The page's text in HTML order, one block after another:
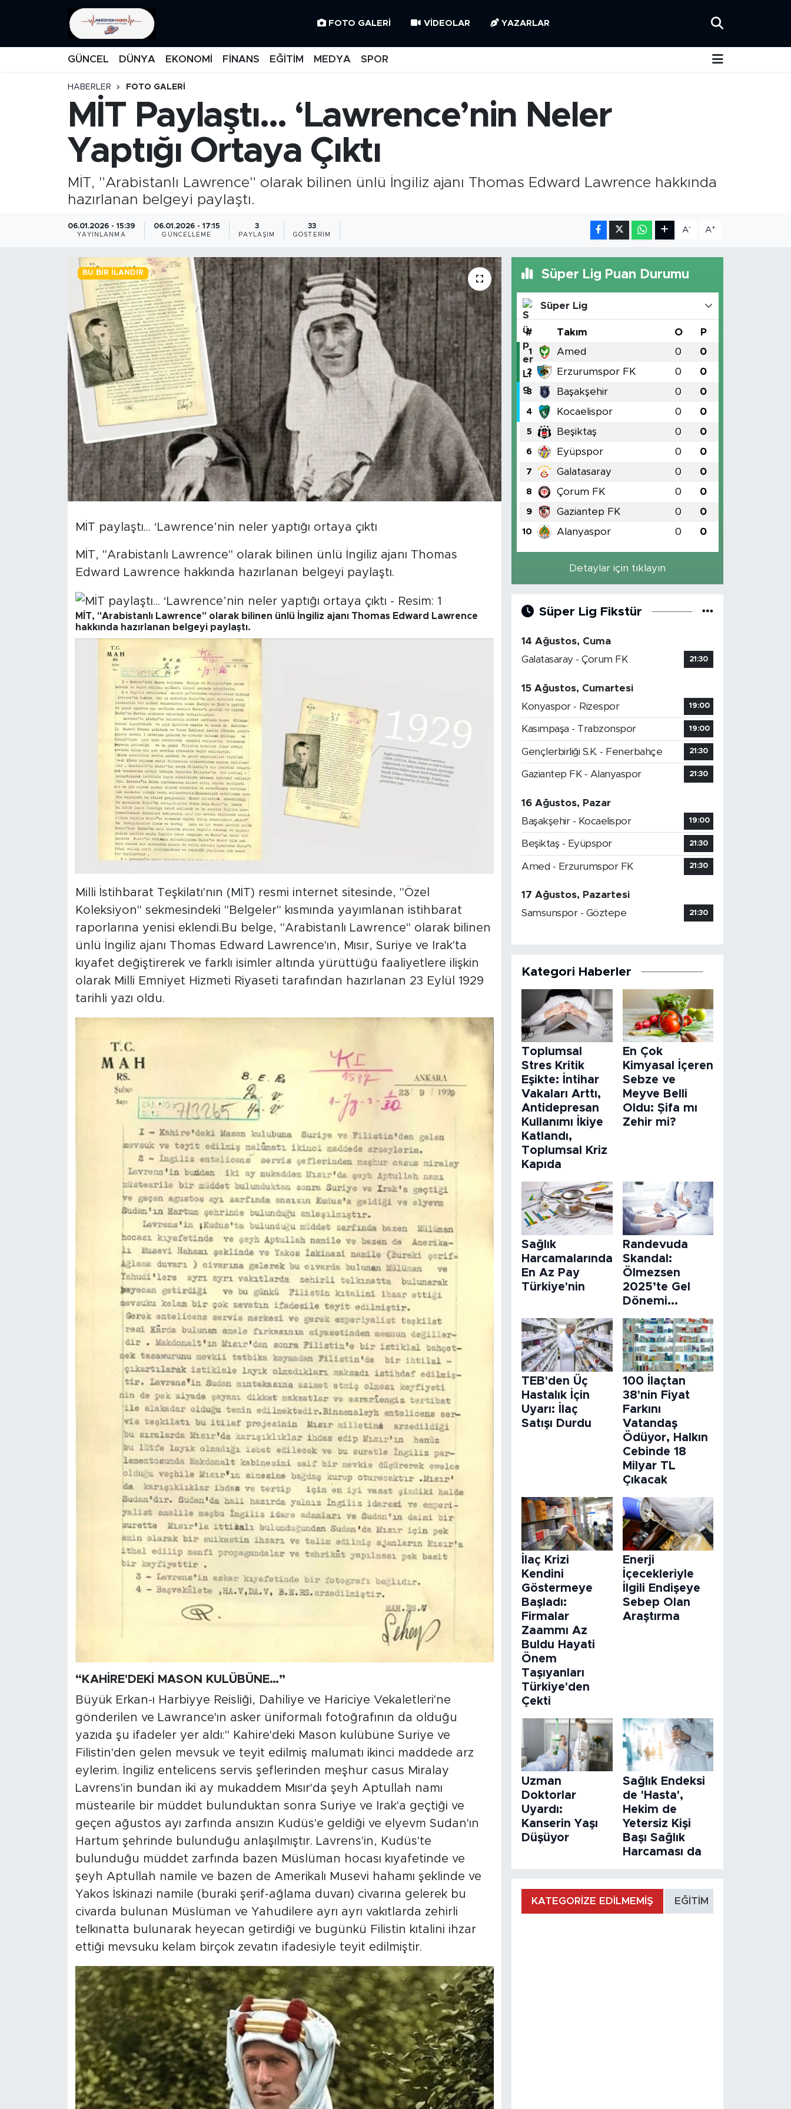
FOTO GALERI VIDEOLAR YAZARLAR
GÜNCEL DÜNYA EKONOMİ FİNANS EĞİTİM MEDYA SPOR
HABERLER FOTO GALERİ
MİT Paylaştı... ‘Lawrence’nin Neler
Yaptığı Ortaya Çıktı
MİT, "Arabistanlı Lawrence" olarak bilinen ünlü İngiliz ajanı Thomas Edward Lawrence hakkında
hazırlanan belgeyi paylaştı.
06.01.2026 - 15:39
YAYINLANMA
06.01.2026 - 17:15
GÜNCELLEME
3
PAYLAŞIM
33
GÖSTERIM
A- A+
BU BIR İLANDIR
MİT paylaştı... ‘Lawrence’nin neler yaptığı ortaya çıktı
MİT, "Arabistanlı Lawrence" olarak bilinen ünlü İngiliz ajanı Thomas
Edward Lawrence hakkında hazırlanan belgeyi paylaştı.
MİT, "Arabistanlı Lawrence" olarak bilinen ünlü İngiliz ajanı Thomas Edward Lawrence
hakkında hazırlanan belgeyi paylaştı.
Milli İstihbarat Teşkilatı'nın (MİT) resmi internet sitesinde, "Özel
Koleksiyon" sekmesindeki "Belgeler" kısmında yayımlanan istihbarat
raporlarına yenisi eklendi.Bu belge, "Arabistanlı Lawrence" olarak bilinen
ünlü İngiliz ajanı Thomas Edward Lawrence'ın, Mısır, Suriye ve Irak'ta
kıyafet değiştirerek ve farklı isimler altında yürüttüğü faaliyetlere ilişkin
olarak Milli Emniyet Hizmeti Riyaseti tarafından hazırlanan 23 Eylül 1929
tarihli yazı oldu.
“KAHİRE'DEKİ MASON KULÜBÜNE…”
Büyük Erkan-ı Harbiyye Reisliği, Dahiliye ve Hariciye Vekaletleri'ne
gönderilen ve Lawrance'ın asker üniformalı fotoğrafının da olduğu
yazıda şu ifadeler yer aldı:" Kahire'deki Mason kulübüne Suriye ve
Filistin'den gelen mevsuk ve teyit edilmiş malumatı ikinci maddede arz
eylerim. İngiliz entelicens servis şeflerinden meşhur casus Miralay
Lavrens'in bundan iki ay mukaddem Mısır'da şeyh Aptullah namı
müstearile bir müddet bulunduktan sonra Suriye ve Irak'a geçtiği ve
geçen ağustos ayı zarfında ansızın Kudüs'e geldiği ve elyevm Sudan'ın
Hartum şehrinde bulunduğu anlaşılmıştır. Lavrens'in, Kudüs'te
bulunduğu müddet zarfında bazen Müslüman hocası kıyafetinde ve
şeyh Aptullah namile ve bazen de Amerikalı Musevi hahamı şeklinde ve
Yakos İskinazi namile (buraki şerif-ağlama duvarı) civarına gelerek bu
civarda bulunan Müslüman ve Yahudilere ayrı ayrı vakıtlarda zehirli
telkınatta bulunarak heyecan getirdiği ve bugünkü Filistin kıtalini ihzar
ettiği mevsuku kelam birçok zevatın ifadesiyle teyit edilmiştir.
Süper Lig Puan Durumu
Süper Lig
# Takım O P
1 Amed 0 0
2 Erzurumspor FK 0 0
3 Başakşehir 0 0
4 Kocaelispor 0 0
5 Beşiktaş 0 0
6 Eyüpspor 0 0
7 Galatasaray 0 0
8 Çorum FK 0 0
9 Gaziantep FK 0 0
10 Alanyaspor 0 0
Detaylar için tıklayın
Süper Lig Fikstür
14 Ağustos, Cuma
Galatasaray - Çorum FK
21:30
15 Ağustos, Cumartesi
Konyaspor - Rizespor
19:00
Kasımpaşa - Trabzonspor 19:00
Gençlerbirliği S.K. - Fenerbahçe 21:30
Gaziantep FK - Alanyaspor 21:30
16 Ağustos, Pazar
Başakşehir - Kocaelispor
19:00
Beşiktaş - Eyüpspor 21:30
Amed - Erzurumspor FK 21:30
17 Ağustos, Pazartesi
Samsunspor - Göztepe
21:30
Kategori Haberler
Toplumsal
Stres Kritik
Eşikte: İntihar
Vakaları Arttı,
Antidepresan
Kullanımı İkiye
Katlandı,
Toplumsal Kriz
Kapıda
En Çok
Kimyasal İçeren
Sebze ve
Meyve Belli
Oldu: Şifa mı
Zehir mi?
Sağlık
Harcamalarında
En Az Pay
Türkiye'nin
Randevuda
Skandal:
Ölmezsen
2025’te Gel
Dönemi...
TEB'den Üç
Hastalık İçin
Uyarı: İlaç
Satışı Durdu
100 İlaçtan
38'nin Fiyat
Farkını
Vatandaş
Ödüyor, Halkın
Cebinde 18
Milyar TL
Çıkacak
İlaç Krizi
Kendini
Göstermeye
Başladı:
Firmalar
Zaammı Az
Buldu Hayati
Önem
Taşıyanları
Türkiye'den
Çekti
Enerji
İçecekleriyle
İlgili Endişeye
Sebep Olan
Araştırma
Uzman
Doktorlar
Uyardı:
Kanserin Yaşı
Düşüyor
Sağlık Endeksi
de 'Hasta',
Hekim de
Yetersiz Kişi
Başı Sağlık
Harcaması da
KATEGORİZE EDİLMEMİŞ EĞİTİM
MANŞET
DÜNYA
GÜNCEL
BİLİM-TEKNOLOJİ
RÖPÖRTAJ
ANALİZ
NOSTALJİ
YAZARLAR
POLİTİKA
EKONOMİ
TARİHTEN GÜNÜMÜZE
ALINTI YAZARLAR
SOSYAL MEDYA
İstanbul Namaz Vakitleri
Süper Lig Puan Durumu ve Fikstür
Tüm Manşetler
Son Dakika Haberleri